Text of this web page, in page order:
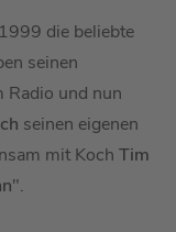
die beliebte
seinen
Radio und nun
seinen eigenen
mit Koch Tim
".